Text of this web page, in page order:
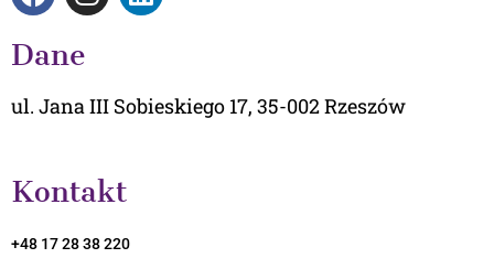
a
e
b
o
k
n
a
g
a
m
i
e
d
Dane
ul. Jana III Sobieskiego 17, 35-002 Rzeszów
Kontakt
+48 17 28 38 220